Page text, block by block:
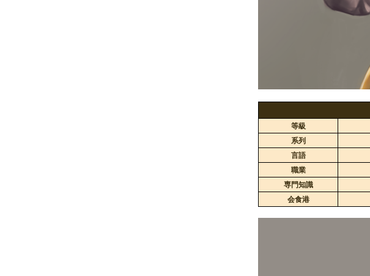
等級
系列
言語
職業
専門知識
会食港